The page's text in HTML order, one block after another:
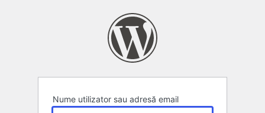
Nume utilizator sau adresă email